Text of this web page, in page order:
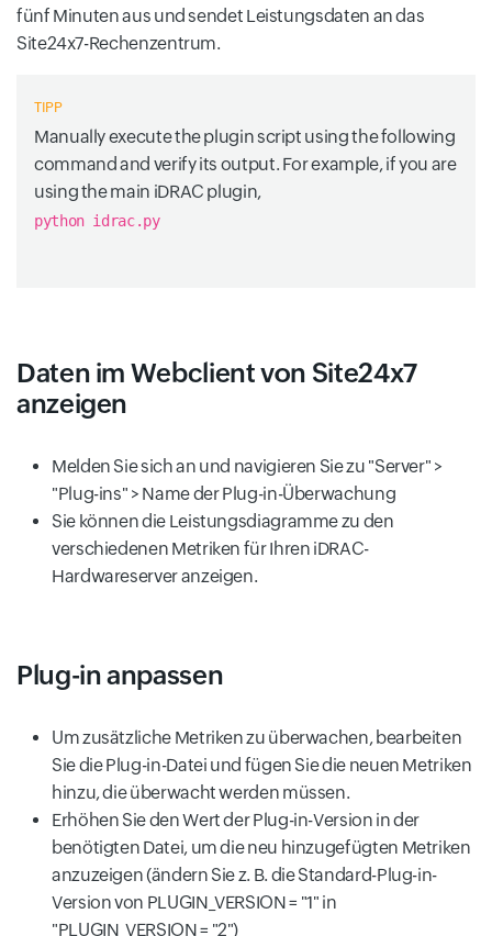
fünf Minuten aus und sendet Leistungsdaten an das
Site24x7-Rechenzentrum.
TIPP
Manually execute the plugin script using the following
command and verify its output. For example, if you are
using the main iDRAC plugin,
python idrac.py
Daten im Webclient von Site24x7
anzeigen
Melden Sie sich an und navigieren Sie zu "Server" >
"Plug-ins" > Name der Plug-in-Überwachung
Sie können die Leistungsdiagramme zu den
verschiedenen Metriken für Ihren iDRAC-
Hardwareserver anzeigen.
Plug-in anpassen
Um zusätzliche Metriken zu überwachen, bearbeiten
Sie die Plug-in-Datei und fügen Sie die neuen Metriken
hinzu, die überwacht werden müssen.
Erhöhen Sie den Wert der Plug-in-Version in der
benötigten Datei, um die neu hinzugefügten Metriken
anzuzeigen (ändern Sie z. B. die Standard-Plug-in-
Version von PLUGIN_VERSION = "1" in
"PLUGIN_VERSION = "2")